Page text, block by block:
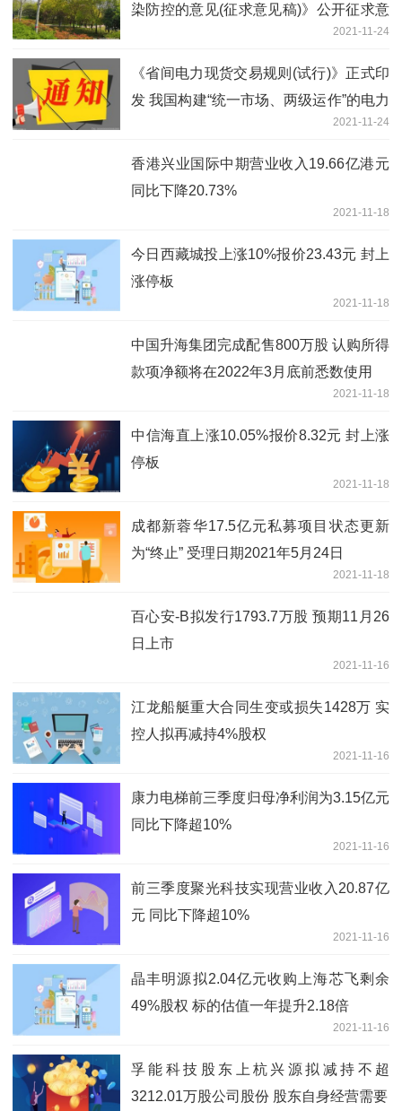
染防控的意见(征求意见稿)》公开征求意
2021-11-24
《省间电力现货交易规则(试行)》正式印
发 我国构建“统一市场、两级运作”的电力
2021-11-24
香港兴业国际中期营业收入19.66亿港元
同比下降20.73%
2021-11-18
今日西藏城投上涨10%报价23.43元 封上
涨停板
2021-11-18
中国升海集团完成配售800万股 认购所得
款项净额将在2022年3月底前悉数使用
2021-11-18
中信海直上涨10.05%报价8.32元 封上涨
停板
2021-11-18
成都新蓉华17.5亿元私募项目状态更新
为“终止” 受理日期2021年5月24日
2021-11-18
百心安-B拟发行1793.7万股 预期11月26
日上市
2021-11-16
江龙船艇重大合同生变或损失1428万 实
控人拟再减持4%股权
2021-11-16
康力电梯前三季度归母净利润为3.15亿元
同比下降超10%
2021-11-16
前三季度聚光科技实现营业收入20.87亿
元 同比下降超10%
2021-11-16
晶丰明源拟2.04亿元收购上海芯飞剩余
49%股权 标的估值一年提升2.18倍
2021-11-16
孚能科技股东上杭兴源拟减持不超
3212.01万股公司股份 股东自身经营需要